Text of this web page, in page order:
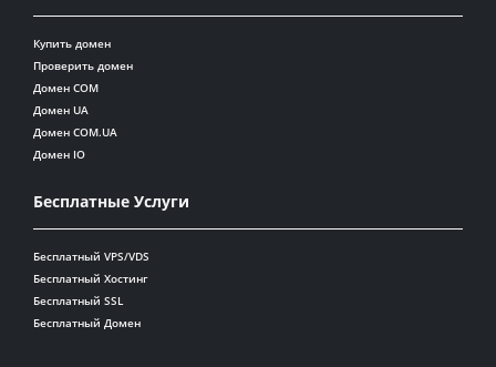
Купить домен
Проверить домен
Домен COM
Домен UA
Домен COM.UA
Домен IO
Бесплатные Услуги
Бесплатный VPS/VDS
Бесплатный Хостинг
Бесплатный SSL
Бесплатный Домен